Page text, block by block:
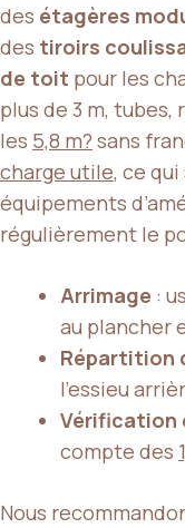
des étagères
des tiroirs
de toit pour les
plus de 3 m,
les 5,8 m? sans
charge utile, ce
équipements
régulièrement le
Arrimage :
au plancher
Répartition
l’essieu
Vérification
compte des
Nous